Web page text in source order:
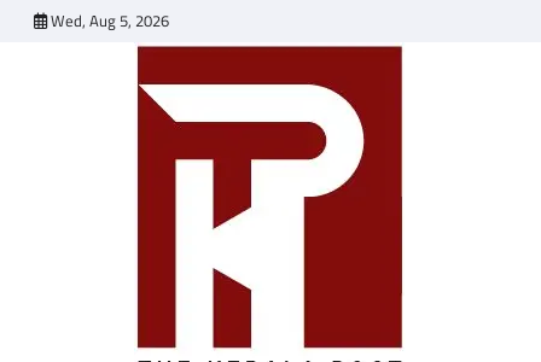
Wed, Aug 5, 2026